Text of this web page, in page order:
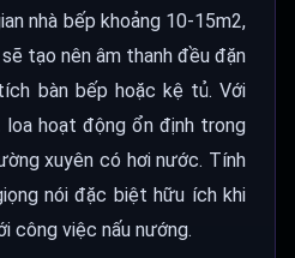
nhà bếp khoảng 10-15m2,
tạo nên âm thanh đều đặn
bàn bếp hoặc kệ tủ. Với
hoạt động ổn định trong
xuyên có hơi nước. Tính
nói đặc biệt hữu ích khi
công việc nấu nướng.